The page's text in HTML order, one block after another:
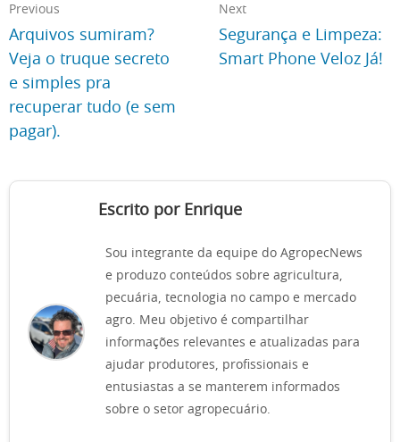
Previous
Arquivos sumiram?
Veja o truque secreto
e simples pra
recuperar tudo (e sem
pagar).
Next
Segurança e Limpeza:
Smart Phone Veloz Já!
Escrito por Enrique
Sou integrante da equipe do AgropecNews
e produzo conteúdos sobre agricultura,
pecuária, tecnologia no campo e mercado
agro. Meu objetivo é compartilhar
informações relevantes e atualizadas para
ajudar produtores, profissionais e
entusiastas a se manterem informados
sobre o setor agropecuário.